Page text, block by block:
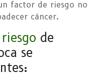
factor de riesgo no
cáncer.
de
se